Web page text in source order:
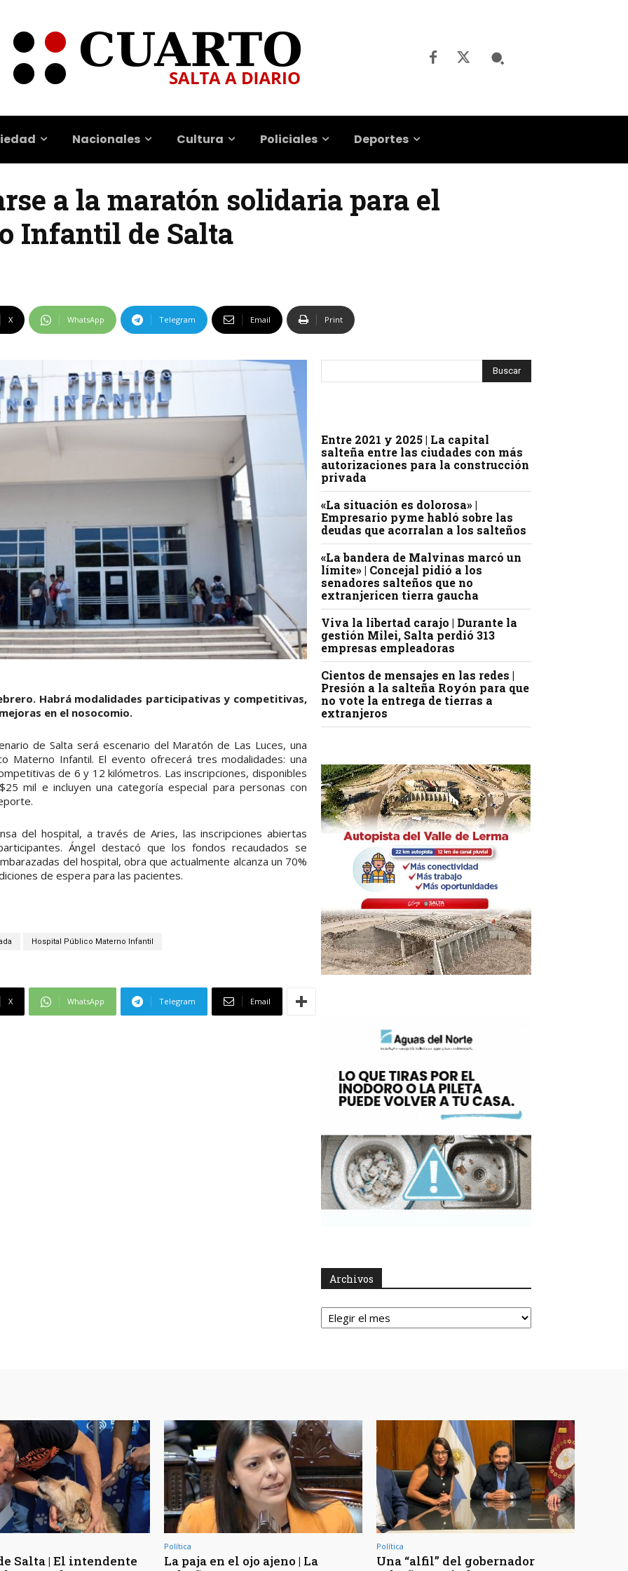
Nacionales Cultura Policiales Deportes
a la maratón solidaria para el
Infantil de Salta
X WhatsApp Telegram Email Print
Habrá modalidades participativas y competitivas,
en el nosocomio.
de Salta será escenario del Maratón de Las Luces, una
Materno Infantil. El evento ofrecerá tres modalidades: una
de 6 y 12 kilómetros. Las inscripciones, disponibles
mil e incluyen una categoría especial para personas con
del hospital, a través de Aries, las inscripciones abiertas
Ángel destacó que los fondos recaudados se
del hospital, obra que actualmente alcanza un 70%
de espera para las pacientes.
Hospital Público Materno Infantil
X WhatsApp Telegram Email
Entre 2021 y 2025 | La capital
salteña entre las ciudades con más
autorizaciones para la construcción
privada
«La situación es dolorosa» |
Empresario pyme habló sobre las
deudas que acorralan a los salteños
«La bandera de Malvinas marcó un
límite» | Concejal pidió a los
senadores salteños que no
extranjericen tierra gaucha
Viva la libertad carajo | Durante la
gestión Milei, Salta perdió 313
empresas empleadoras
Cientos de mensajes en las redes |
Presión a la salteña Royón para que
no vote la entrega de tierras a
extranjeros
Archivos
Archivos
Salta | El intendente
Política
La paja en el ojo ajeno | La
Política
Una “alfil” del gobernador